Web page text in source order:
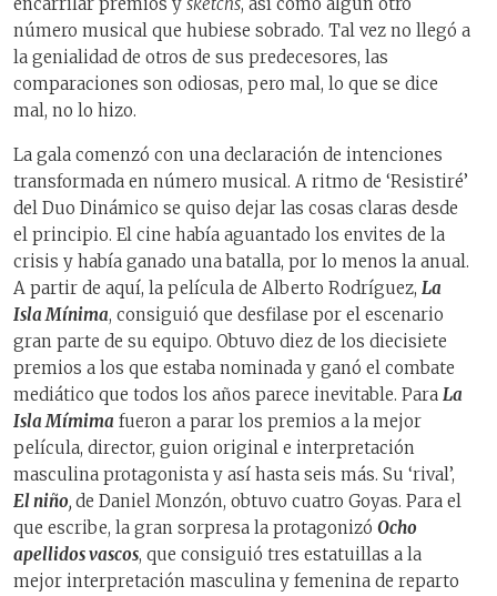
número musical que hubiese sobrado. Tal vez no llegó a
la genialidad de otros de sus predecesores, las
comparaciones son odiosas, pero mal, lo que se dice
mal, no lo hizo.
La gala comenzó con una declaración de intenciones
transformada en número musical. A ritmo de ‘Resistiré’
del Duo Dinámico se quiso dejar las cosas claras desde
el principio. El cine había aguantado los envites de la
crisis y había ganado una batalla, por lo menos la anual.
A partir de aquí, la película de Alberto Rodríguez, La
Isla Mínima, consiguió que desfilase por el escenario
gran parte de su equipo. Obtuvo diez de los diecisiete
premios a los que estaba nominada y ganó el combate
mediático que todos los años parece inevitable. Para La
Isla Mímima fueron a parar los premios a la mejor
película, director, guion original e interpretación
masculina protagonista y así hasta seis más. Su ‘rival’,
El niño, de Daniel Monzón, obtuvo cuatro Goyas. Para el
que escribe, la gran sorpresa la protagonizó Ocho
apellidos vascos, que consiguió tres estatuillas a la
mejor interpretación masculina y femenina de reparto